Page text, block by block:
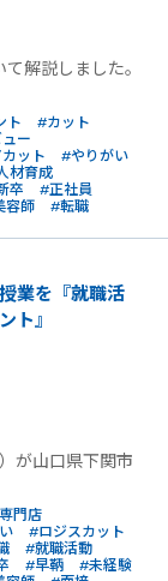
解説しました。
ト
#カット
ー
ット
#やりがい
材育成
卒
#正社員
容師 #転職
業を『就職活
ト』
が山口県下関市
門店
#ロジスカット
#就職活動
#早鞆
#未経験